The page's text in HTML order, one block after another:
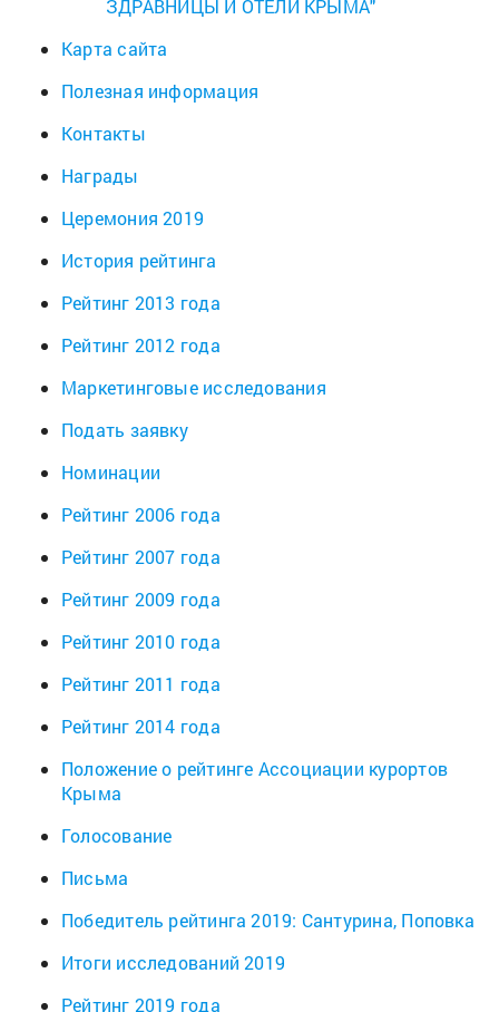
ЗДРАВНИЦЫ И ОТЕЛИ КРЫМА"
Карта сайта
Полезная информация
Контакты
Награды
Церемония 2019
История рейтинга
Рейтинг 2013 года
Рейтинг 2012 года
Маркетинговые исследования
Подать заявку
Номинации
Рейтинг 2006 года
Рейтинг 2007 года
Рейтинг 2009 года
Рейтинг 2010 года
Рейтинг 2011 года
Рейтинг 2014 года
Положение о рейтинге Ассоциации курортов
Крыма
Голосование
Письма
Победитель рейтинга 2019: Сантурина, Поповка
Итоги исследований 2019
Рейтинг 2019 года